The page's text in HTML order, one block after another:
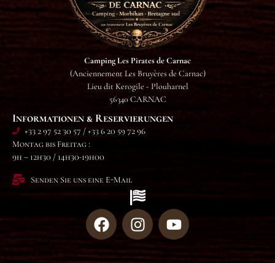
Camping Les Pirates de Carnac
(Anciennement Les Bruyères de Carnac)
Lieu dit Kerogile - Plouharnel
56340 CARNAC
Informationen & Reservierungen
+33 2 97 52 30 57 / +33 6 20 59 72 96
Montag bis Freitag :
9h – 12h30 / 14h30-19h00
Senden Sie uns eine E-Mail